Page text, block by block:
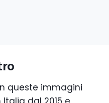
queste immagini